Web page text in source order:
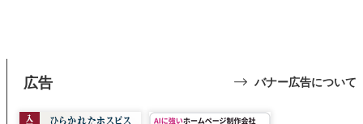
広告 バナー広告について